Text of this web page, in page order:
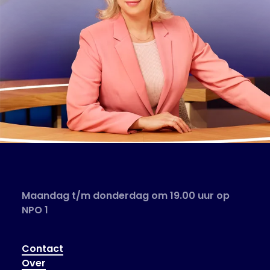
Maandag t/m donderdag om 19.00 uur op
NPO 1
Contact
Over